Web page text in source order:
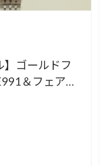
】ゴールドフ
＆フェアの